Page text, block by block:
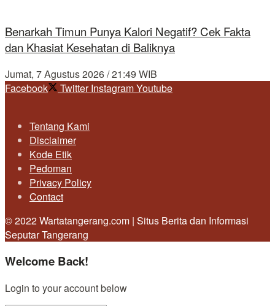
Benarkah Timun Punya Kalori Negatif? Cek Fakta
dan Khasiat Kesehatan di Baliknya
Jumat, 7 Agustus 2026 / 21:49 WIB
Facebook
Twitter InstagramYoutube
Tentang Kami
Disclaimer
Kode Etik
Pedoman
Privacy Policy
Contact
© 2022 Wartatangerang.com | Situs Berita dan Informasi
Seputar Tangerang
Welcome Back!
Login to your account below